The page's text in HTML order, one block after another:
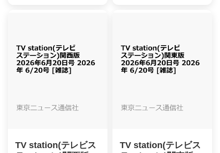
TV station(テレビス
TV station(テレビス